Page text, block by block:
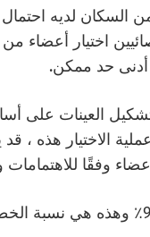
السكان لديه احتمال
اختيار
أدنى حد ممكن.
تشكيل العينات على
الاختيار هذه ،
وفقًا